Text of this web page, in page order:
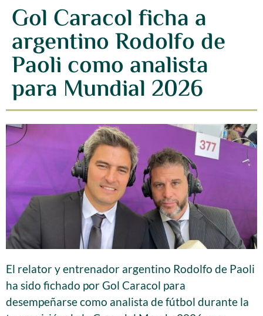
Gol Caracol ficha a
argentino Rodolfo de
Paoli como analista
para Mundial 2026
El relator y entrenador argentino Rodolfo de Paoli
ha sido fichado por Gol Caracol para
desempeñarse como analista de fútbol durante la